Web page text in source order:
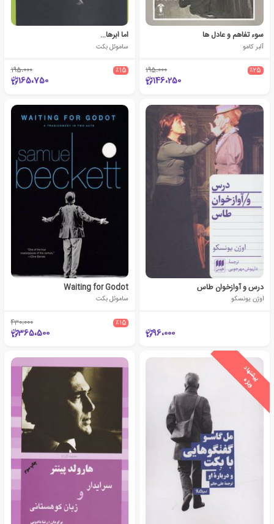
سوء تفاهم و عادل ها
آلبر کامو
٪25 195،000
146،250
اما ابرها…
ساموئل بکت
٪15 195،000
165،750
درس و آوازخوان طاس
اوژن یونسکو
96،000
Waiting for Godot
ساموئل بکت
٪15 430،000
365،500
پ
ی
ش
ن
ه
ا
د
و
ی
ژ
ه